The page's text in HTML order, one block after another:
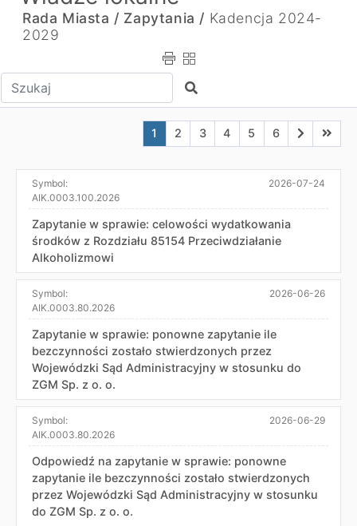
Rada Miasta / Zapytania / Kadencja 2024-
2029
Wpisz tekst do wyszukania Szukaj
Aktualna strona nr 1
1 Przejdź do strony nr 2
2 Przejdź do strony nr 3
3 Przejdź do strony nr 4
4 Przejdź do strony
5 Przejdź do
6 Przejdź
Symbol:
AIK.0003.100.2026
2026-07-24
Zapytanie w sprawie: celowości wydatkowania
środków z Rozdziału 85154 Przeciwdziałanie
Alkoholizmowi
Symbol:
AIK.0003.80.2026
2026-06-26
Zapytanie w sprawie: ponowne zapytanie ile
bezczynności zostało stwierdzonych przez
Wojewódzki Sąd Administracyjny w stosunku do
ZGM Sp. z o. o.
Symbol:
AIK.0003.80.2026
2026-06-29
Odpowiedź na zapytanie w sprawie: ponowne
zapytanie ile bezczynności zostało stwierdzonych
przez Wojewódzki Sąd Administracyjny w stosunku
do ZGM Sp. z o. o.